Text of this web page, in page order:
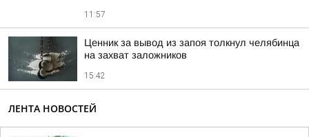
11:57
Ценник за вывод из запоя толкнул челябинца
на захват заложников
15:42
ЛЕНТА НОВОСТЕЙ